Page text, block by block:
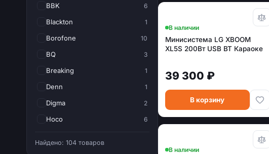
BBK 6
Blackton 1
Borofone 10
BQ 3
Breaking 1
Denn 1
Digma 2
Hoco 6
Найдено: 104 товаров
В наличии
Минисистема LG XBOOM
XL5S 200Вт USB BT Караоке
39 300 ₽
В корзину
В наличии